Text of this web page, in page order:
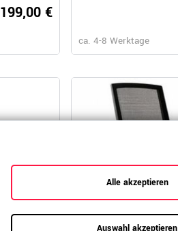
199,00 €
ca. 4-8 Werktage
Alle akzeptieren
Auswahl akzeptieren